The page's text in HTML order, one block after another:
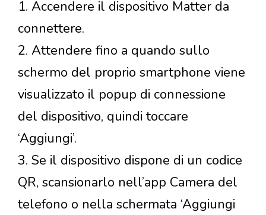
1. Accendere il dispositivo Matter da
connettere.
2. Attendere fino a quando sullo
schermo del proprio smartphone viene
visualizzato il popup di connessione
del dispositivo, quindi toccare
‘Aggiungi’.
3. Se il dispositivo dispone di un codice
QR, scansionarlo nell’app Camera del
telefono o nella schermata ‘Aggiungi